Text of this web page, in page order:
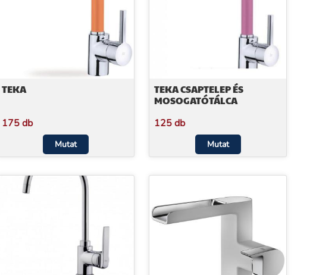
TEKA
175 db
Mutat
TEKA CSAPTELEP ÉS
MOSOGATÓTÁLCA
125 db
Mutat